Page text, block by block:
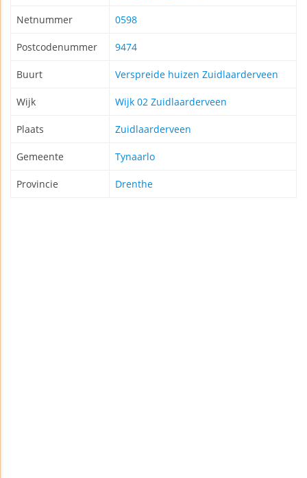
Netnummer 0598
Postcodenummer 9474
Buurt Verspreide huizen Zuidlaarderveen
Wijk Wijk 02 Zuidlaarderveen
Plaats Zuidlaarderveen
Gemeente Tynaarlo
Provincie Drenthe